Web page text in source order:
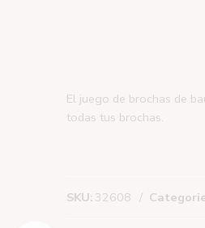
El juego de brochas de
todas tus brochas.
SKU: 32608